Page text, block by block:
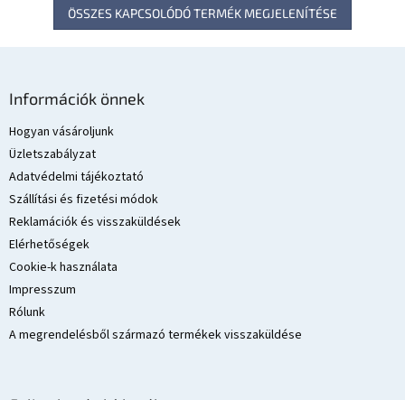
ÖSSZES KAPCSOLÓDÓ TERMÉK MEGJELENÍTÉSE
Információk önnek
Hogyan vásároljunk
Üzletszabályzat
Adatvédelmi tájékoztató
Szállítási és fizetési módok
Reklamációk és visszaküldések
Elérhetőségek
Cookie-k használata
Impresszum
Rólunk
A megrendelésből származó termékek visszaküldése